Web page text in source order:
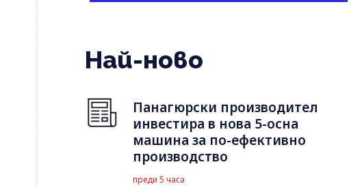
Най-ново
Панагюрски производител
инвестира в нова 5-осна
машина за по-ефективно
производство
преди 5 часа